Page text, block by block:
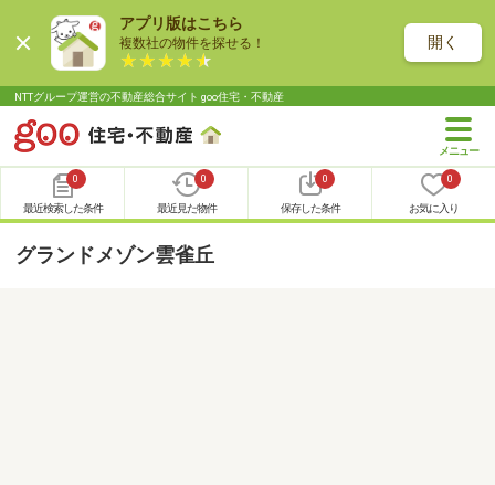
アプリ版はこちら
複数社の物件を探せる！ 開く
NTTグループ運営の不動産総合サイト goo住宅・不動産
0
最近検索した条件
0
最近見た物件
0
保存した条件
0
お気に入り
グランドメゾン雲雀丘